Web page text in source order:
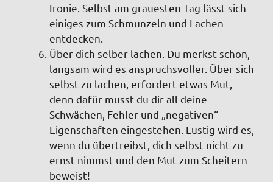
Ironie. Selbst am grauesten Tag lässt sich
einiges zum Schmunzeln und Lachen
entdecken.
Über dich selber lachen. Du merkst schon,
langsam wird es anspruchsvoller. Über sich
selbst zu lachen, erfordert etwas Mut,
denn dafür musst du dir all deine
Schwächen, Fehler und „negativen“
Eigenschaften eingestehen. Lustig wird es,
wenn du übertreibst, dich selbst nicht zu
ernst nimmst und den Mut zum Scheitern
beweist!